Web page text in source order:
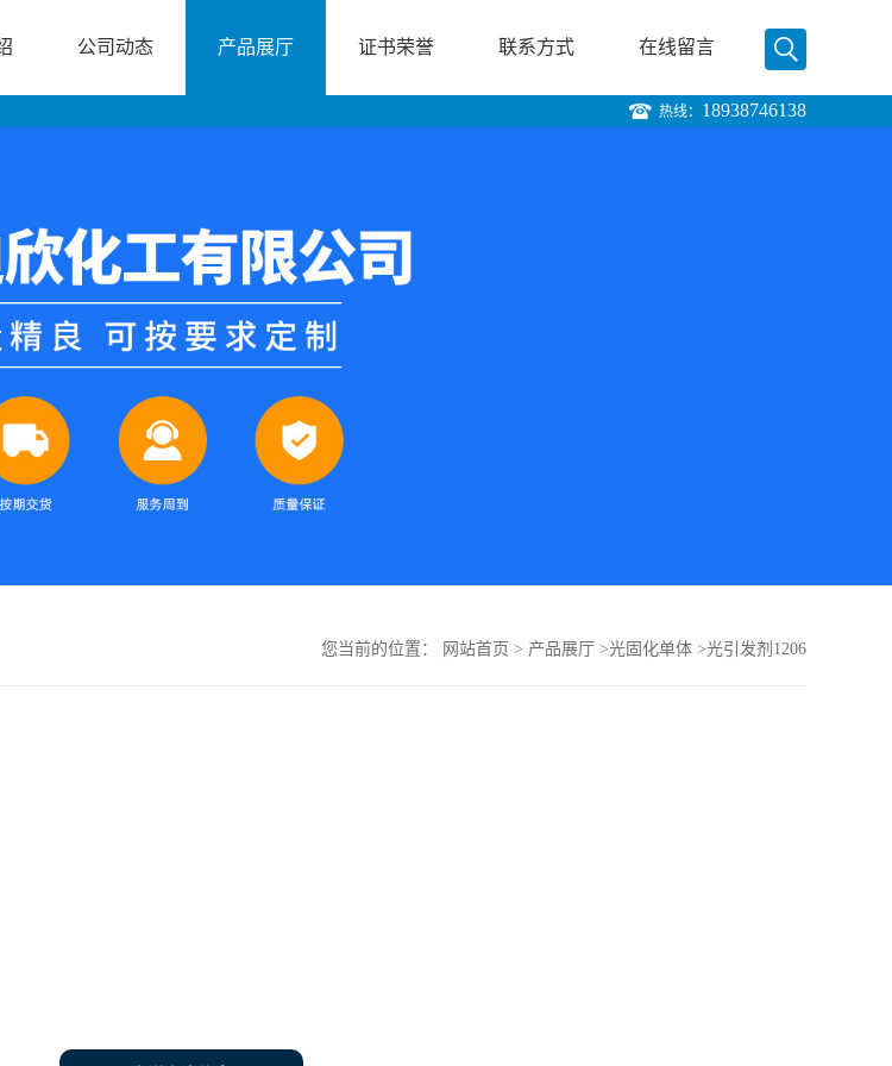
公司动态 产品展厅 证书荣誉 联系方式 在线留言
热线： 18938746138
您当前的位置： 网站首页 > 产品展厅 >光固化单体 >光引发剂1206